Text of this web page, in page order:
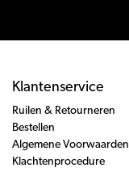
Klantenservice
Ruilen & Retourneren
Bestellen
Algemene Voorwaarden
Klachtenprocedure